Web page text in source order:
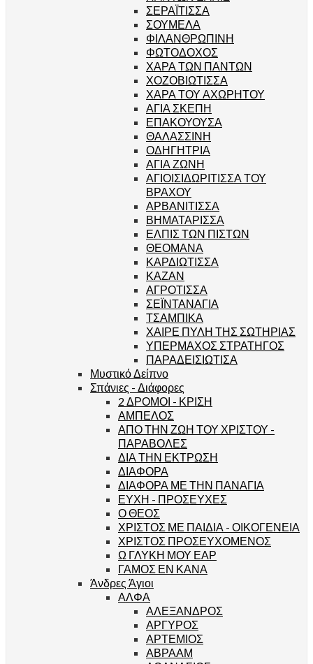
ΣΕΡΑΪΤΙΣΣΑ
ΣΟΥΜΕΛΑ
ΦΙΛΑΝΘΡΩΠΙΝΗ
ΦΩΤΟΔΟΧΟΣ
ΧΑΡΑ ΤΩΝ ΠΑΝΤΩΝ
ΧΟΖΟΒΙΩΤΙΣΣΑ
ΧΑΡΑ ΤΟΥ ΑΧΩΡΗΤΟΥ
ΑΓΙΑ ΣΚΕΠΗ
ΕΠΑΚΟΥΟΥΣΑ
ΘΑΛΑΣΣΙΝΗ
ΟΔΗΓΗΤΡΙΑ
ΑΓΙΑ ΖΩΝΗ
ΑΓΙΟΙΣΙΔΩΡΙΤΙΣΣΑ ΤΟΥ
ΒΡΑΧΟΥ
ΑΡΒΑΝΙΤΙΣΣΑ
ΒΗΜΑΤΑΡΙΣΣΑ
ΕΛΠΙΣ ΤΩΝ ΠΙΣΤΩΝ
ΘΕΟΜΑΝΑ
ΚΑΡΔΙΩΤΙΣΣΑ
ΚΑΖΑΝ
ΑΓΡΟΤΙΣΣΑ
ΣΕΪΝΤΑΝΑΓΙΑ
ΤΣΑΜΠΙΚΑ
ΧΑΙΡΕ ΠΥΛΗ ΤΗΣ ΣΩΤΗΡΙΑΣ
ΥΠΕΡΜΑΧΟΣ ΣΤΡΑΤΗΓΟΣ
ΠΑΡΑΔΕΙΣΙΩΤΙΣΑ
Μυστικό Δείπνο
Σπάνιες - Διάφορες
2 ΔΡΟΜΟΙ - ΚΡΙΣΗ
ΑΜΠΕΛΟΣ
ΑΠΟ ΤΗΝ ΖΩΗ ΤΟΥ ΧΡΙΣΤΟΥ -
ΠΑΡΑΒΟΛΕΣ
ΔΙΑ ΤΗΝ ΕΚΤΡΩΣΗ
ΔΙΑΦΟΡΑ
ΔΙΑΦΟΡΑ ΜΕ ΤΗΝ ΠΑΝΑΓΙΑ
ΕΥΧΗ - ΠΡΟΣΕΥΧΕΣ
Ο ΘΕΟΣ
ΧΡΙΣΤΟΣ ΜΕ ΠΑΙΔΙΑ - ΟΙΚΟΓΕΝΕΙΑ
ΧΡΙΣΤΟΣ ΠΡΟΣΕΥΧΟΜΕΝΟΣ
Ω ΓΛΥΚΗ ΜΟΥ ΕΑΡ
ΓΑΜΟΣ ΕΝ ΚΑΝΑ
Άνδρες Άγιοι
ΑΛΦΑ
ΑΛΕΞΑΝΔΡΟΣ
ΑΡΓΥΡΟΣ
ΑΡΤΕΜΙΟΣ
ΑΒΡΑΑΜ